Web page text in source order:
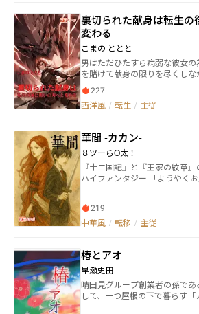
が現れ――……。 星座たちは陽炎
す者で別れていく。 これは、夜空を愛する孤独な青年
が、仲間が出来ていくまでの不器用な話
「小説家になろう」「アルファ
一部残酷・暴力表現が出てき
定です。 女性キャラも出てく
な方はお気をつけください。
二部にて出ますが、これは現実
リー上だとキャラの戦略の手法
うなったかも判明するものです
裏切られた献身は転生の
変わる
こまの ととと
男はただひたすら病弱な彼女
を賭けて献身の限りを尽くしな
意な形で終える事となった。 気づいたら見知らぬお坊
ちゃまへと成り代わっていた男
きる事をやめて己の道を進むと決める。 果
227
西洋風 / 転生 / 主従
華間 -カカン-
８ツーらO太！
『十二国記』と『王家の紋章
ハイファンタジー 「ようやくお見つけいたしました、
（むし）として生まれ、唯一人
（しもべ）。 いにしえ、ある王が己の蟲間の命と引
き）・橙（とう）・黄（おう）
（せい）・藍（らん）・紫（し
りなき戦に沈む。幾千年の乱を
の"夜華間（やかかん）"を得た者だ、
闇（やみ）色の髪、象牙色の
219
中華風 / 転移 / 主従
椿とアオ
早瀬史田
晴田見グループ創業者の孫で
して、一つ屋根の下で暮らす「